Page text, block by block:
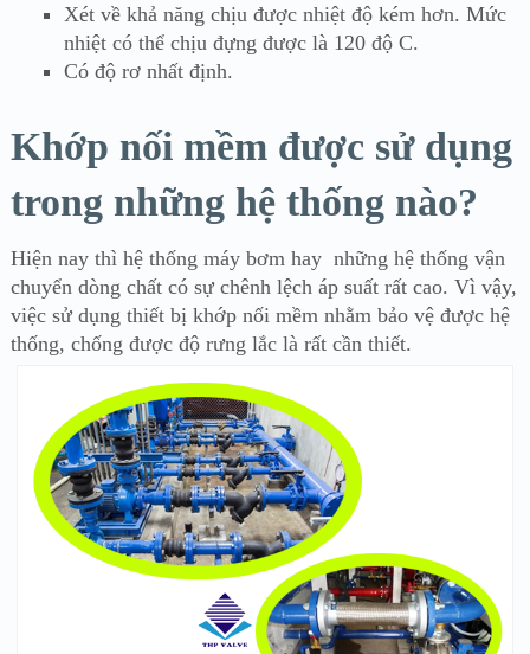
Xét về khả năng chịu được nhiệt độ kém hơn. Mức
nhiệt có thể chịu đựng được là 120 độ C.
Có độ rơ nhất định.
Khớp nối mềm được sử dụng
trong những hệ thống nào?
Hiện nay thì hệ thống máy bơm hay những hệ thống vận
chuyển dòng chất có sự chênh lệch áp suất rất cao. Vì vậy,
việc sử dụng thiết bị khớp nối mềm nhằm bảo vệ được hệ
thống, chống được độ rưng lắc là rất cần thiết.